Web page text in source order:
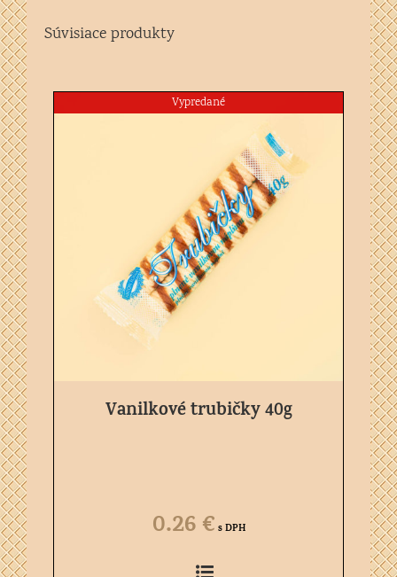
Súvisiace produkty
Vypredané
Vanilkové trubičky 40g
0.26€ s DPH